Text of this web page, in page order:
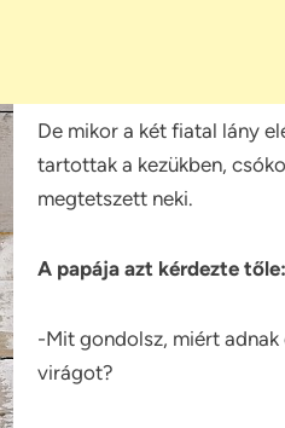
De mikor a két fiatal lány
tartottak a kezükben,
megtetszett neki.
A papája azt kérdezte tőle:
-Mit gondolsz, miért adnak
virágot?